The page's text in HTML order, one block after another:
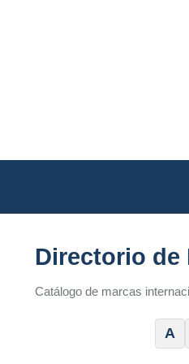
Directorio de
Catálogo de marcas
A